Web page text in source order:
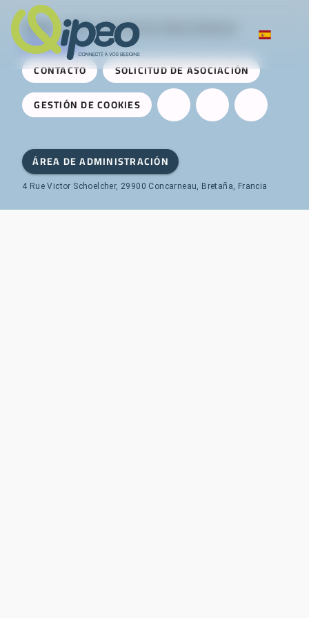
Qipeo © 2025 -Una solución desarrollada por
AireServices
CONTACTO
SOLICITUD DE ASOCIACIÓN
GESTIÓN DE COOKIES
ÁREA DE ADMINISTRACIÓN
4 Rue Victor Schoelcher, 29900 Concarneau, Bretaña, Francia